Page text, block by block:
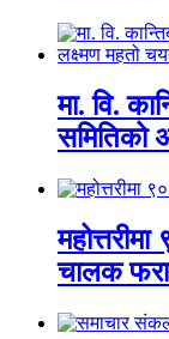
मा. वि.
समितिको
चालक